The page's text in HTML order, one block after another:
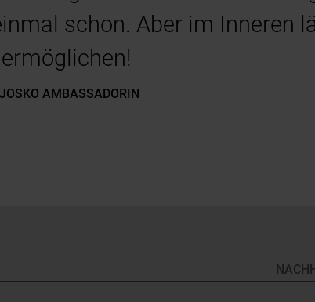
schon. Aber im Inneren
AMBASSADORIN